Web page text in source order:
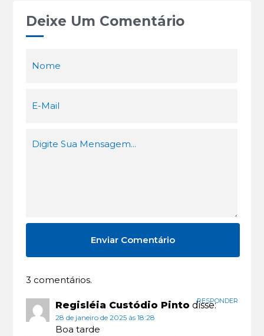
Deixe Um Comentário
3 comentários.
Regisléia Custódio Pinto disse:
28 de janeiro de 2025 às 18:28
Boa tarde
RESPONDER